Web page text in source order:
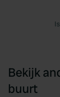
Bekijk
buurt